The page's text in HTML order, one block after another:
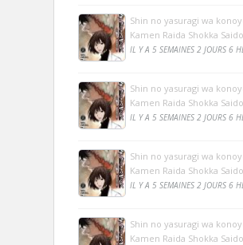
Shin no yasuragi wa
Kamen Raida Shokka
IL Y A 5 SEMAINES 2 JOURS 6
Shin no yasuragi wa
Kamen Raida Shokka
IL Y A 5 SEMAINES 2 JOURS 6
Shin no yasuragi wa
Kamen Raida Shokka
IL Y A 5 SEMAINES 2 JOURS 6
Shin no yasuragi wa
Kamen Raida Shokka